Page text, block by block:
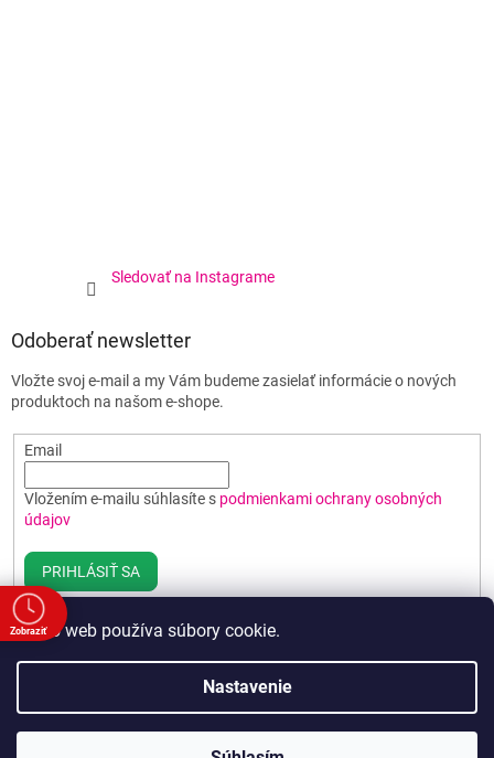
Tento web používa súbory cookie.
Nastavenie
Sledovať na Instagrame
Odoberať newsletter
Vložte svoj e-mail a my Vám budeme zasielať informácie o nových
produktoch na našom e-shope.
Email
Vložením e-mailu súhlasíte s podmienkami ochrany osobných
údajov
PRIHLÁSIŤ SA
Vytvoril Shoptet
Copyright 2026Poháre BEST. Všetky práva vyhradené.Upraviť
Zobraziť